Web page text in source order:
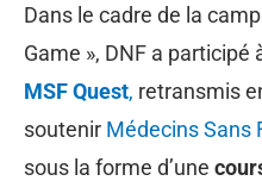
Dans le cadre de la
Game », DNF a participé
MSF Quest, retransmis
soutenir Médecins Sans
sous la forme d’une